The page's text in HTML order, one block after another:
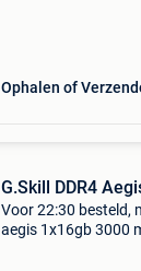
Ophalen of
G.Skill DDR4
Voor 22:30 besteld,
aegis 1x16gb 3000